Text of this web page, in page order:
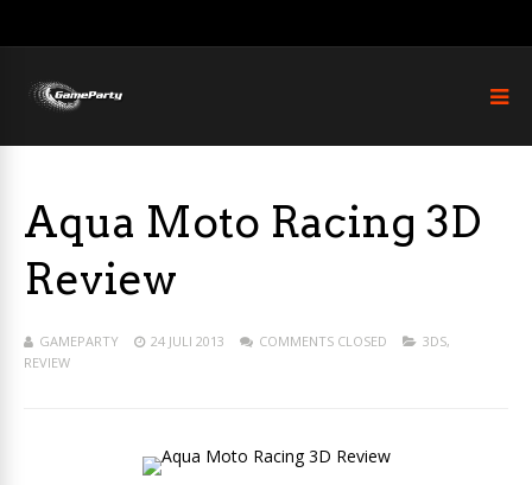
Aqua Moto Racing 3D
Review
GAMEPARTY 24 JULI 2013 COMMENTS CLOSED 3DS,
REVIEW